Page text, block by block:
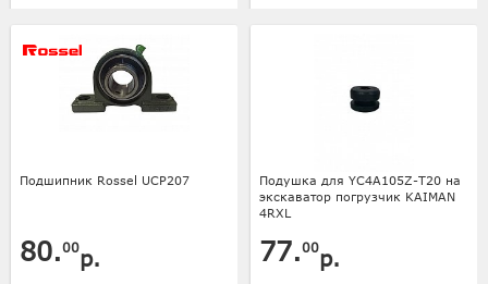
Подшипник Rossel UCP207
80.00р.
Подушка для YC4A105Z-T20 на
экскаватор погрузчик KAIMAN
4RXL
77.00р.